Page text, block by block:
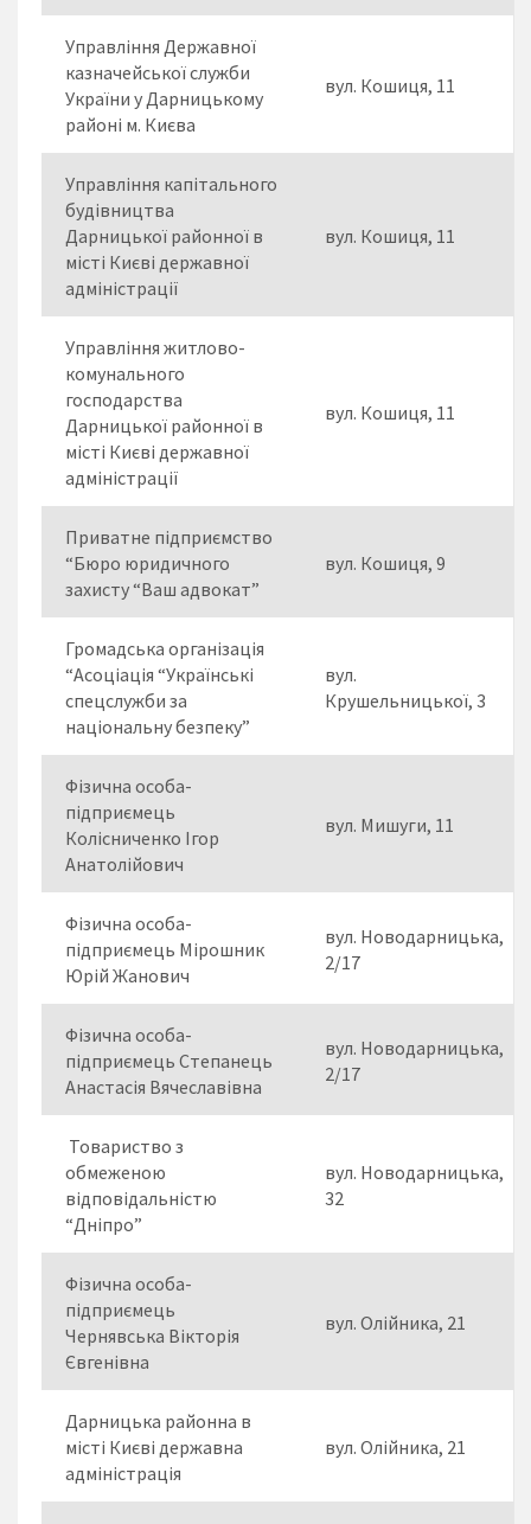
Управління Державної
казначейської служби
України у Дарницькому
районі м. Києва
вул. Кошиця, 11
Управління капітального
будівництва
Дарницької районної в
місті Києві державної
адміністрації
вул. Кошиця, 11
Управління житлово-
комунального
господарства
Дарницької районної в
місті Києві державної
адміністрації
вул. Кошиця, 11
Приватне підприємство
“Бюро юридичного
захисту “Ваш адвокат”
вул. Кошиця, 9
Громадська організація
“Асоціація “Українські
спецслужби за
національну безпеку”
вул.
Крушельницької, 3
Фізична особа-
підприємець
Колісниченко Ігор
Анатолійович
вул. Мишуги, 11
Фізична особа-
підприємець Мірошник
Юрій Жанович
вул. Новодарницька,
2/17
Фізична особа-
підприємець Степанець
Анастасія Вячеславівна
вул. Новодарницька,
2/17
Товариство з
обмеженою
відповідальністю
“Дніпро”
вул. Новодарницька,
32
Фізична особа-
підприємець
Чернявська Вікторія
Євгенівна
вул. Олійника, 21
Дарницька районна в
місті Києві державна
адміністрація
вул. Олійника, 21